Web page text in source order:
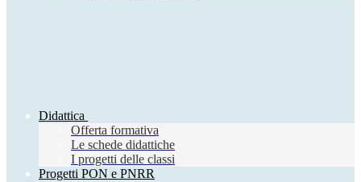
Didattica
Offerta formativa
Le schede didattiche
I progetti delle classi
Progetti PON e PNRR